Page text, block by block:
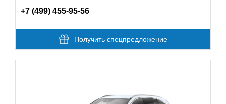
+7 (499) 455-95-56
Получить спецпредложение